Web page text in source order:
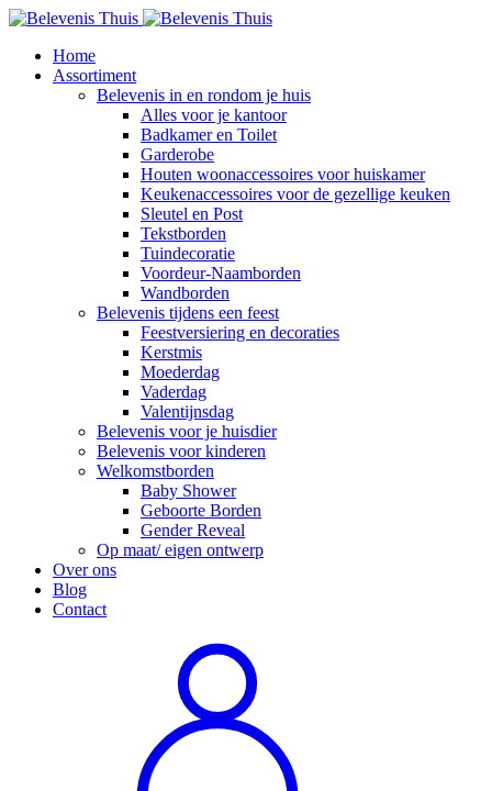
Home
Assortiment
Belevenis in en rondom je huis
Alles voor je kantoor
Badkamer en Toilet
Garderobe
Houten woonaccessoires voor huiskamer
Keukenaccessoires voor de gezellige keuken
Sleutel en Post
Tekstborden
Tuindecoratie
Voordeur-Naamborden
Wandborden
Belevenis tijdens een feest
Feestversiering en decoraties
Kerstmis
Moederdag
Vaderdag
Valentijnsdag
Belevenis voor je huisdier
Belevenis voor kinderen
Welkomstborden
Baby Shower
Geboorte Borden
Gender Reveal
Op maat/ eigen ontwerp
Over ons
Blog
Contact